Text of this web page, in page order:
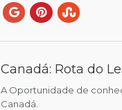
Canadá: Rota do
A Oportunidade de
Canadá.